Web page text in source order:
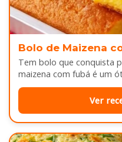
Bolo de Maizena
Tem bolo que conquista
maizena com fubá é um
Ver